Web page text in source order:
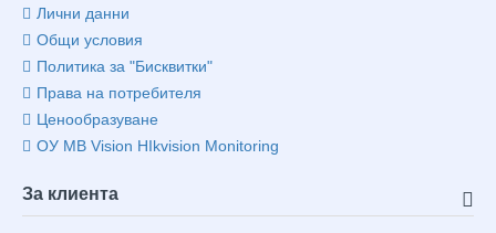
Лични данни
Общи условия
Политика за "Бисквитки"
Права на потребителя
Ценообразуване
ОУ MB Vision HIkvision Monitoring
За клиента